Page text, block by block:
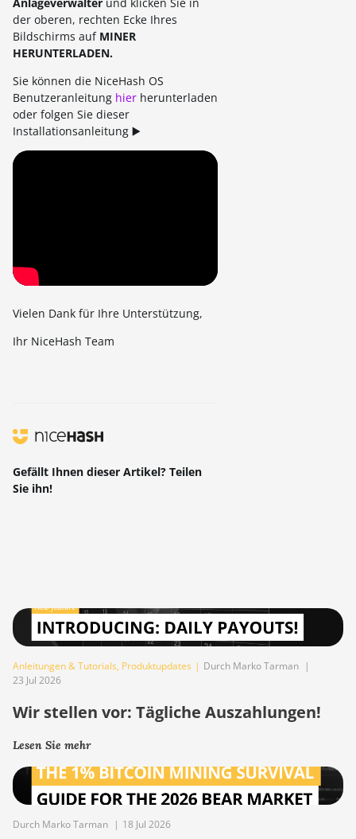
der oberen, rechten Ecke Ihres
Bildschirms aufMINER
HERUNTERLADEN.
Sie können die NiceHash OS
Benutzeranleitung hier herunterladen
oder folgen Sie dieser
Installationsanleitung ▶️
Vielen Dank für Ihre Unterstützung,
Ihr NiceHash Team
Gefällt Ihnen dieser Artikel? Teilen
Sie ihn!
Anleitungen & Tutorials, Produktupdates | Durch Marko Tarman |
23 Jul 2026
Wir stellen vor: Tägliche Auszahlungen!
Lesen Sie mehr
Durch Marko Tarman | 18 Jul 2026